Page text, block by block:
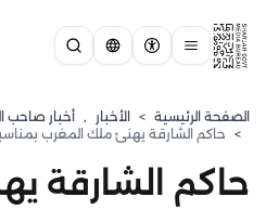
الصفحة الرئيسية > الأخبار , أخبار صاحب
> حاكم الشارقة يهنئ ملك المغرب
حاكم الشارقة